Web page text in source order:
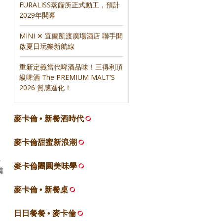
FURALISS蒸餾所正式動工，預計
2029年開幕
MINI ✕ 宜蘭凱渡廣場酒店 聯手開
啟夏日玩樂新航線
重新定義當代啤酒品味！三得利頂
級啤酒 The PREMIUM MALT’S
2026 質感進化！
麥卡倫 • 新餐酒時代
麥卡倫甜蜜新浪潮
麥卡倫團圓美味學
麥卡倫 • 新餐桌
日日餐餐 • 麥卡倫